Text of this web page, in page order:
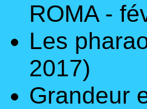
ROMA -
Les
2017)
Grandeur